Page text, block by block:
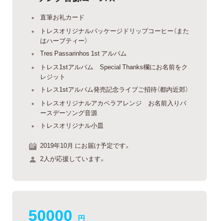
直筆お礼カード
トレスオリジナルパッケージドリップコーヒー（また
はハーブティー）
Tres Passarinhos 1st アルバム
トレス1stアルバム Special Thanks欄にお名前をク
レジット
トレス1stアルバム発売記念ライブご招待（都内近郊）
トレスオリジナルアカペラアレンジ お名前入りバ
ースデーソング音源
トレスオリジナル小皿
2019年10月 にお届け予定です。
2人が応援しています。
50000 円